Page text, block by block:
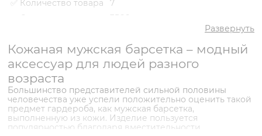
✅ Количество товара
7
✅ Средняя цена
3566 грн
товар
✅ Самый дорогой
товар
3988 грн
✅ Самый
популярный товар
- 2768 грн
Развернуть
Кожаная мужская барсетка – модный
аксессуар для людей разного
возраста
Большинство представителей сильной половины
человечества уже успели положительно оценить такой
предмет гардероба, как мужская барсетка,
выполненную из кожи. Изделие пользуется
популярностью благодаря вместительности,